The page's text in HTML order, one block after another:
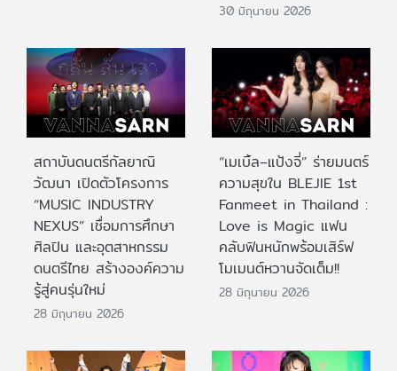
30 มิถุนายน 2026
สถาบันดนตรีกัลยาณิ
วัฒนา เปิดตัวโครงการ
“MUSIC INDUSTRY
NEXUS” เชื่อมการศึกษา
ศิลปิน และอุตสาหกรรม
ดนตรีไทย สร้างองค์ความ
รู้สู่คนรุ่นใหม่
28 มิถุนายน 2026
“เมเบิ้ล–แป้งจี่” ร่ายมนตร์
ความสุขใน BLEJIE 1st
Fanmeet in Thailand :
Love is Magic แฟน
คลับฟินหนักพร้อมเสิร์ฟ
โมเมนต์หวานจัดเต็ม!!
28 มิถุนายน 2026